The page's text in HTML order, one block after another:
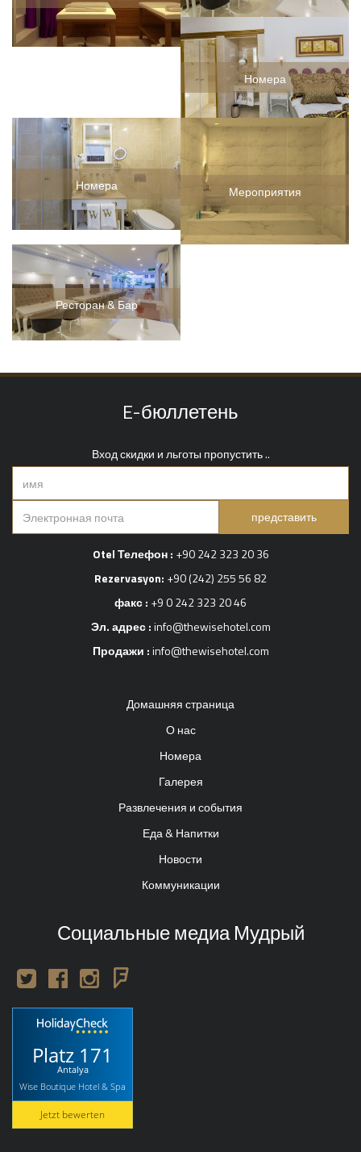
Номера
Номера Мероприятия
Ресторан & Бар
E-бюллетень
Вход скидки и льготы пропустить ..
представить
Otel Телефон : +90 242 323 20 36
Rezervasyon: +90 (242) 255 56 82
факс : +9 0 242 323 20 46
Эл. адрес :info@thewisehotel.com
Продажи :info@thewisehotel.com
Домашняя страница
О нас
Номера
Галерея
Развлечения и события
Еда & Напитки
Новости
Коммуникации
Социальные медиа Мудрый
Platz 171
Antalya
Wise Boutique Hotel & Spa
Jetzt bewerten